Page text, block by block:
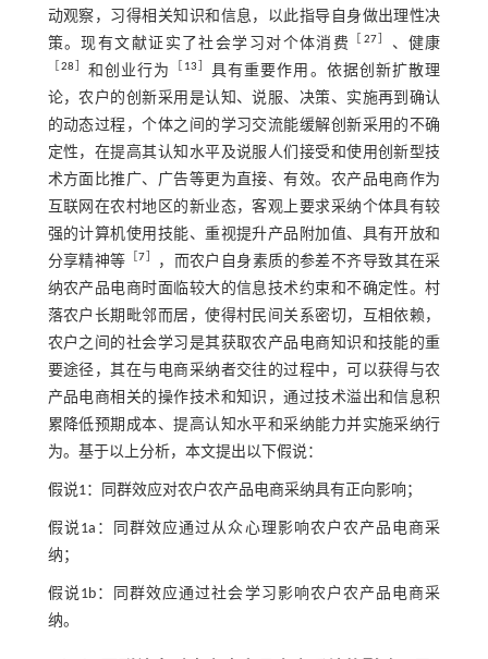
动观察，习得相关知识和信息，以此指导自身做出理性决
策。现有文献证实了社会学习对个体消费
27］ 、健康
28 和创业行为 13
具有重要作用。依据创新扩散理
论，农户的创新采用是认知、说服、决策、实施再到确认
的动态过程，个体之间的学习交流能缓解创新采用的不确
定性，在提高其认知水平及说服人们接受和使用创新型技
术方面比推广、广告等更为直接、有效。农产品电商作为
互联网在农村地区的新业态，客观上要求采纳个体具有较
强的计算机使用技能、重视提升产品附加值、具有开放和
分享精神等 ［7
，而农户自身素质的参差不齐导致其在采
纳农产品电商时面临较大的信息技术约束和不确定性。村
落农户长期毗邻而居，使得村民间关系密切，互相依赖，
农户之间的社会学习是其获取农产品电商知识和技能的重
要途径，其在与电商采纳者交往的过程中，可以获得与农
产品电商相关的操作技术和知识，通过技术溢出和信息积
累降低预期成本、提高认知水平和采纳能力并实施采纳行
为。基于以上分析，本文提出以下假说：
假说1：同群效应对农户农产品电商采纳具有正向影响；
假说1a：同群效应通过从众心理影响农户农产品电商采
纳；
假说1b：同群效应通过社会学习影响农户农产品电商采
纳。